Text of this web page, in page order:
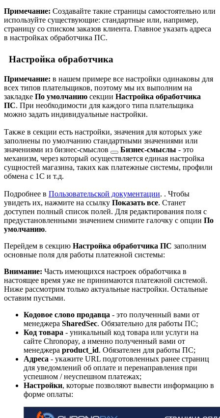
Примечание: Создавайте такие страницы самостоятельно или
используйте существующие: стандартные или, например,
страницу со списком заказов клиента. Главное указать адреса
в настройках обработчика ПС.
Настройка обработчика
Примечание: в нашем примере все настройки одинаковы для
всех типов плательщиков, поэтому мы их выполним на
закладке По умолчанию секции Настройка обработчика
ПС. При необходимости для каждого типа плательщика
можно задать индивидуальные настройки.
Также в секции есть настройки, значения для которых уже
заполнены по умолчанию стандартными значениями или
значениями из бизнес-смыслов Бизнес-смыслы - это
механизм, через который осуществляется единая настройка
сущностей магазина, таких как платежные системы, профили
обмена с 1С и т.д.
Подробнее в Пользовательской документации. . Чтобы
увидеть их, нажмите на ссылку Показать все. Станет
доступен полный список полей. Для редактирования поля с
предустановленными значением снимите галочку с опции По
умолчанию.
Перейдем в секцию Настройка обработчика ПС заполним
основные поля для работы платежной системы:
Внимание: Часть имеющихся настроек обработчика в
настоящее время уже не принимаются платежной системой.
Ниже рассмотрим только актуальные настройки. Остальные
оставим пустыми.
Кодовое слово продавца - это полученный вами от
менеджера SharedSec. Обязательно для работы ПС;
Код товара - уникальный код товара или услуги на
сайте Chronopay, а именно полученный вами от
менеджера product_id. Обязателен для работы ПС;
Адреса - укажите URL подготовленных ранее страниц
для уведомлений об оплате и перенаправления при
успешном / неуспешном платежах;
Настройки, которые позволяют вывести информацию в
форме оплаты: